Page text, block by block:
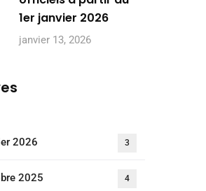
1er janvier 2026
janvier 13, 2026
2026 3
2025 4